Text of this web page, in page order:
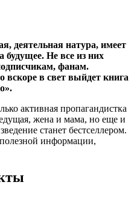
деятельная натура, имеет
будущее. Не все из них
фанам.
вскоре в свет выйдет книга
активная пропагандистка
жена и мама, но еще и
станет бестселлером.
информации,